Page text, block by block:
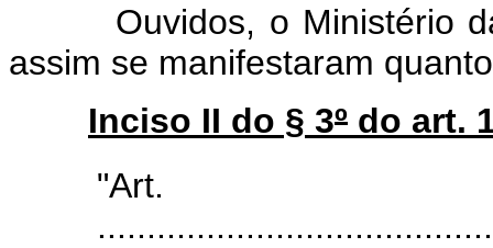
Ouvidos, o Ministério da
assim se manifestaram
Inciso II do § 3º do art.